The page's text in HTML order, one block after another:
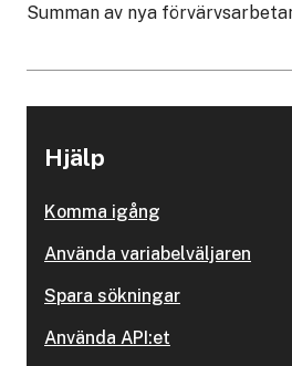
Summan av nya
Hjälp
Komma igång
Använda variabelväljaren
Spara sökningar
Använda API:et